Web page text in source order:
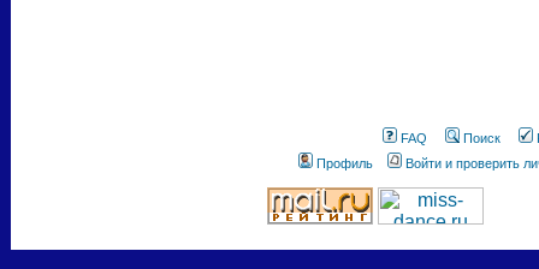
FAQ Поиск
Профиль
Войти и проверить